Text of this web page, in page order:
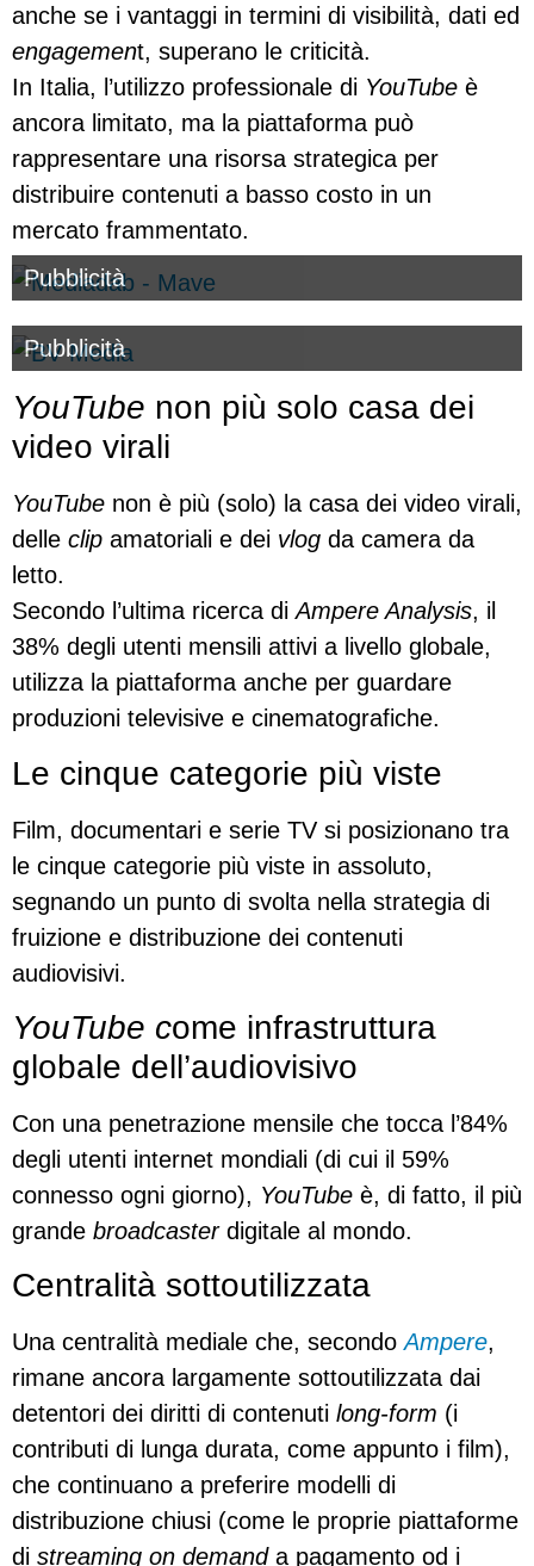
anche se i vantaggi in termini di visibilità, dati ed
engagement, superano le criticità.
In Italia, l’utilizzo professionale di YouTube è
ancora limitato, ma la piattaforma può
rappresentare una risorsa strategica per
distribuire contenuti a basso costo in un
mercato frammentato.
Pubblicità
Pubblicità
YouTube non più solo casa dei
video virali
YouTube non è più (solo) la casa dei video virali,
delle clip amatoriali e dei vlog da camera da
letto.
Secondo l’ultima ricerca diAmpere Analysis, il
38% degli utenti mensili attivi a livello globale,
utilizza la piattaforma anche per guardare
produzioni televisive e cinematografiche.
Le cinque categorie più viste
Film, documentari e serie TV si posizionano tra
le cinque categorie più viste in assoluto,
segnando un punto di svolta nella strategia di
fruizione e distribuzione dei contenuti
audiovisivi.
YouTube come infrastruttura
globale dell’audiovisivo
Con una penetrazione mensile che tocca l’84%
degli utenti internet mondiali (di cui il 59%
connesso ogni giorno), YouTube è, di fatto, il più
grande broadcasterdigitale al mondo.
Centralità sottoutilizzata
Una centralità mediale che, secondoAmpere,
rimane ancora largamente sottoutilizzata dai
detentori dei diritti di contenuti long-form (i
contributi di lunga durata, come appunto i film),
che continuano a preferire modelli di
distribuzione chiusi (come le proprie piattaforme
di streaming on demanda pagamento od i